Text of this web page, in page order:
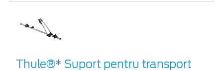
Thule®* Suport pentru transport